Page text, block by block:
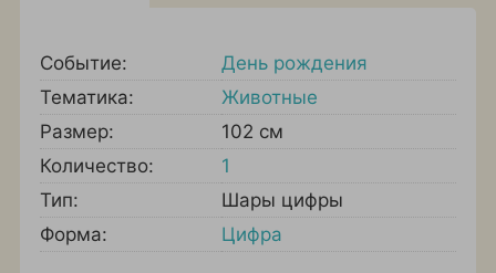
Событие:
День рождения
Тематика:
Животные
Размер:
102 см
Количество:
1
Тип:
Шары цифры
Форма:
Цифра